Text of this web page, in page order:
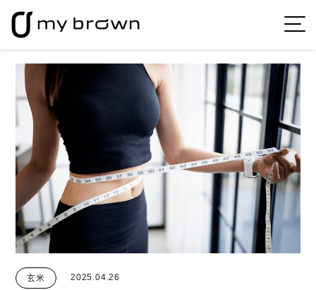
玄米 2025.04.26